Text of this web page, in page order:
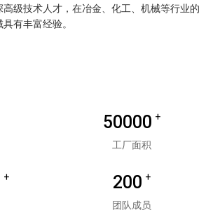
级技术人才，在冶金、化工、机械等行业的
有丰富经验。
50000 +
工厂面积
+ 200 +
团队成员